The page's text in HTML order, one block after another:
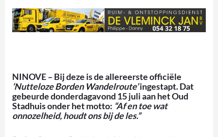
NINOVE – Bij deze is de allereerste officiële
‘Nutteloze Borden Wandelroute’ingestapt. Dat
gebeurde donderdagavond 15 juli aan het Oud
Stadhuis onder het motto: “Af en toe wat
onnozelheid, houdt ons bij de les.”